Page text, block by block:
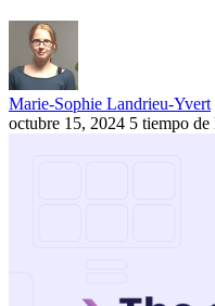
Marie-Sophie Landrieu-Yvert
octubre 15, 2024 5 tiempo de